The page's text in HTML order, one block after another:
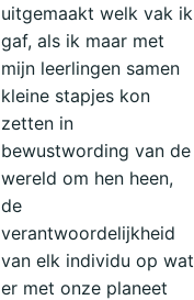
uitgemaakt welk vak ik
gaf, als ik maar met
mijn leerlingen samen
kleine stapjes kon
zetten in
bewustwording van de
wereld om hen heen,
de
verantwoordelijkheid
van elk individu op wat
er met onze planeet